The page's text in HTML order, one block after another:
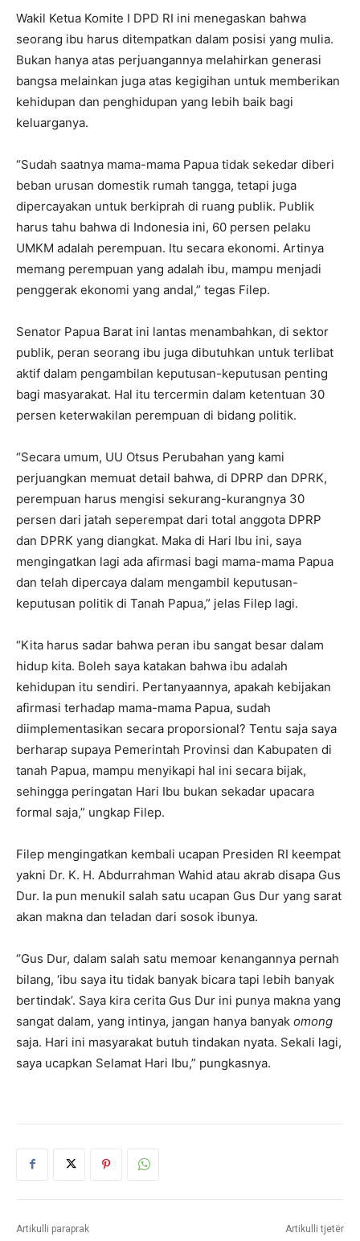
Wakil Ketua Komite I DPD RI ini menegaskan bahwa
seorang ibu harus ditempatkan dalam posisi yang mulia.
Bukan hanya atas perjuangannya melahirkan generasi
bangsa melainkan juga atas kegigihan untuk memberikan
kehidupan dan penghidupan yang lebih baik bagi
keluarganya.
“Sudah saatnya mama-mama Papua tidak sekedar diberi
beban urusan domestik rumah tangga, tetapi juga
dipercayakan untuk berkiprah di ruang publik. Publik
harus tahu bahwa di Indonesia ini, 60 persen pelaku
UMKM adalah perempuan. Itu secara ekonomi. Artinya
memang perempuan yang adalah ibu, mampu menjadi
penggerak ekonomi yang andal,” tegas Filep.
Senator Papua Barat ini lantas menambahkan, di sektor
publik, peran seorang ibu juga dibutuhkan untuk terlibat
aktif dalam pengambilan keputusan-keputusan penting
bagi masyarakat. Hal itu tercermin dalam ketentuan 30
persen keterwakilan perempuan di bidang politik.
“Secara umum, UU Otsus Perubahan yang kami
perjuangkan memuat detail bahwa, di DPRP dan DPRK,
perempuan harus mengisi sekurang-kurangnya 30
persen dari jatah seperempat dari total anggota DPRP
dan DPRK yang diangkat. Maka di Hari Ibu ini, saya
mengingatkan lagi ada afirmasi bagi mama-mama Papua
dan telah dipercaya dalam mengambil keputusan-
keputusan politik di Tanah Papua,” jelas Filep lagi.
“Kita harus sadar bahwa peran ibu sangat besar dalam
hidup kita. Boleh saya katakan bahwa ibu adalah
kehidupan itu sendiri. Pertanyaannya, apakah kebijakan
afirmasi terhadap mama-mama Papua, sudah
diimplementasikan secara proporsional? Tentu saja saya
berharap supaya Pemerintah Provinsi dan Kabupaten di
tanah Papua, mampu menyikapi hal ini secara bijak,
sehingga peringatan Hari Ibu bukan sekadar upacara
formal saja,” ungkap Filep.
Filep mengingatkan kembali ucapan Presiden RI keempat
yakni Dr. K. H. Abdurrahman Wahid atau akrab disapa Gus
Dur. Ia pun menukil salah satu ucapan Gus Dur yang sarat
akan makna dan teladan dari sosok ibunya.
“Gus Dur, dalam salah satu memoar kenangannya pernah
bilang, ‘ibu saya itu tidak banyak bicara tapi lebih banyak
bertindak’. Saya kira cerita Gus Dur ini punya makna yang
sangat dalam, yang intinya, jangan hanya banyak omong
saja. Hari ini masyarakat butuh tindakan nyata. Sekali lagi,
saya ucapkan Selamat Hari Ibu,” pungkasnya.
Artikulli paraprak Artikulli tjetër